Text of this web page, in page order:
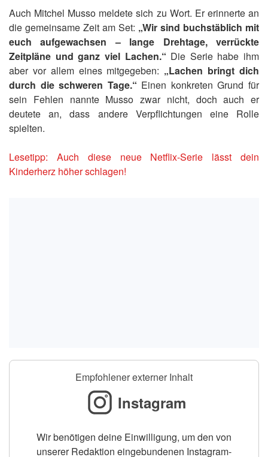
Auch Mitchel Musso meldete sich zu Wort. Er erinnerte an
die gemeinsame Zeit am Set: „Wir sind buchstäblich mit
euch aufgewachsen – lange Drehtage, verrückte
Zeitpläne und ganz viel Lachen.“ Die Serie habe ihm
aber vor allem eines mitgegeben: „Lachen bringt dich
durch die schweren Tage.“ Einen konkreten Grund für
sein Fehlen nannte Musso zwar nicht, doch auch er
deutete an, dass andere Verpflichtungen eine Rolle
spielten.
Lesetipp: Auch diese neue Netflix-Serie lässt dein
Kinderherz höher schlagen!
Empfohlener externer Inhalt
Instagram
Wir benötigen deine Einwilligung, um den von
unserer Redaktion eingebundenen Instagram-